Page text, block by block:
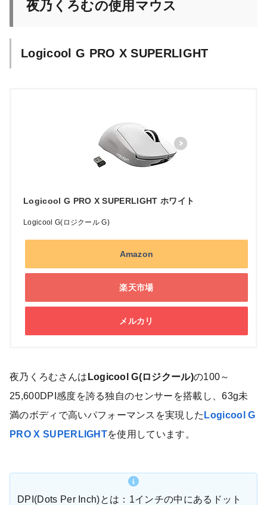
夜乃くろむの使用マウス
Logicool G PRO X SUPERLIGHT
Logicool G PRO X SUPERLIGHT ホワイト
Logicool G(ロジクール G)
Amazon
楽天市場
メルカリ
夜乃くろむさんは Logicool G(ロジクール)の100～
25,600DPI感度を誇る独自のセンサーを搭載し、63g未
満のボディで高いパフォーマンスを実現した Logicool G
PRO X SUPERLIGHTを使用しています。
DPI(Dots Per Inch)とは：1インチの中にあるドット